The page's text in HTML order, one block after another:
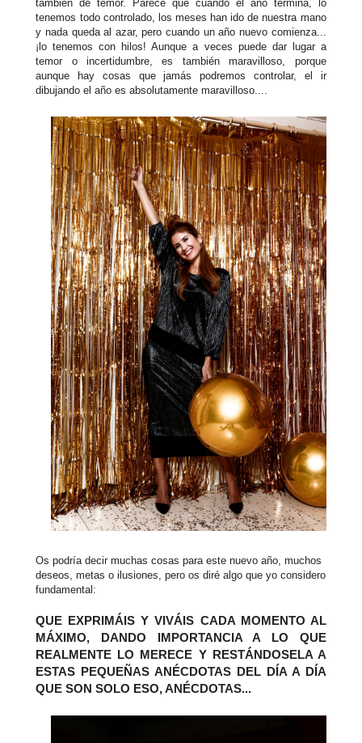
también de temor. Parece que cuando el año termina, lo
tenemos todo controlado, los meses han ido de nuestra mano
y nada queda al azar, pero cuando un año nuevo comienza...
¡lo tenemos con hilos! Aunque a veces puede dar lugar a
temor o incertidumbre, es también maravilloso, porque
aunque hay cosas que jamás podremos controlar, el ir
dibujando el año es absolutamente maravilloso....
Os podría decir muchas cosas para este nuevo año, muchos
deseos, metas o ilusiones, pero os diré algo que yo considero
fundamental:
QUE EXPRIMÁIS Y VIVÁIS CADA MOMENTO AL
MÁXIMO, DANDO IMPORTANCIA A LO QUE
REALMENTE LO MERECE Y RESTÁNDOSELA A
ESTAS PEQUEÑAS ANÉCDOTAS DEL DÍA A DÍA
QUE SON SOLO ESO, ANÉCDOTAS...